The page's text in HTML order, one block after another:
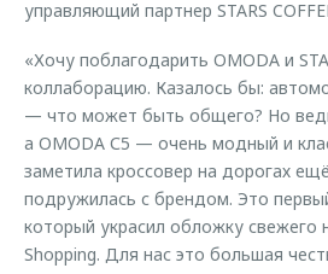
управляющий партнер STARS
«Хочу поблагодарить OMODA и
коллаборацию. Казалось бы:
— что может быть общего? Но
а OMODA С5 — очень модный и
заметила кроссовер на дорогах
подружилась с брендом. Это
который украсил обложку свежего
Shopping. Для нас это большая